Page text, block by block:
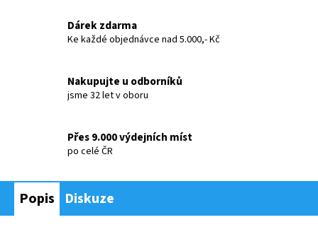
Dárek zdarma
Ke každé objednávce nad 5.000,- Kč
Nakupujte u odborníků
jsme 32 let v oboru
Přes 9.000 výdejních míst
po celé ČR
Popis Diskuze